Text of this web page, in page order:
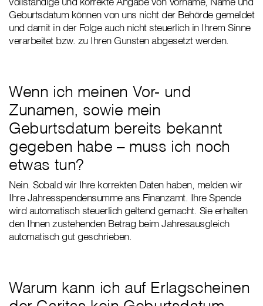
Geburtsdatum können von uns nicht der Behörde gemeldet
und damit in der Folge auch nicht steuerlich in Ihrem Sinne
verarbeitet bzw. zu Ihren Gunsten abgesetzt werden.
Wenn ich meinen Vor- und
Zunamen, sowie mein
Geburtsdatum bereits bekannt
gegeben habe – muss ich noch
etwas tun?
Nein. Sobald wir Ihre korrekten Daten haben, melden wir
Ihre Jahresspendensumme ans Finanzamt. Ihre Spende
wird automatisch steuerlich geltend gemacht. Sie erhalten
den Ihnen zustehenden Betrag beim Jahresausgleich
automatisch gut geschrieben.
Warum kann ich auf Erlagscheinen